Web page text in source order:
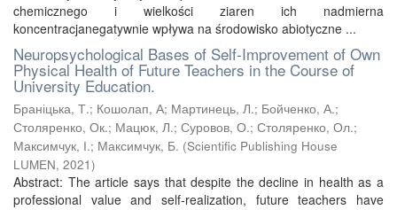
chemicznego i wielkości ziaren ich nadmierna
koncentracjanegatywnie wpływa na środowisko abiotyczne ...
Neuropsychological Bases of Self-Improvement of Own
Physical Health of Future Teachers in the Course of
University Education.
Браніцька, Т.; Кошолап, А; Мартинець, Л.; Бойченко, А.;
Столяренко, Ок.; Мацюк, Л.; Суровов, О.; Столяренко, Ол.;
Максимчук, І.; Максимчук, Б. (Scientific Publishing House
LUMEN, 2021)
Abstract: The article says that despite the decline in health as a
professional value and self-realization, future teachers have